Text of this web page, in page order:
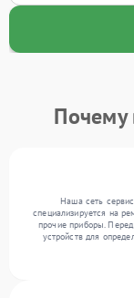
Наша сеть
специализируется на
прочие приборы.
устройств для
перечень
выполняют ремонт с